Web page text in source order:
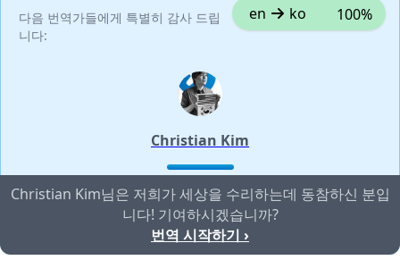
다음 번역가들에게 특별히 감사 드립
니다:
en ko 100%
Christian Kim
Christian Kim님은 저희가 세상을 수리하는데 동참하신 분입
니다! 기여하시겠습니까?
번역 시작하기 ›